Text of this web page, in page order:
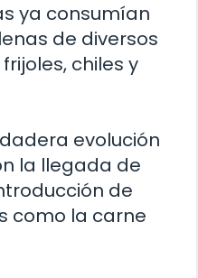
ya consumían
de diversos
chiles y
evolución
la llegada de
de
como la carne